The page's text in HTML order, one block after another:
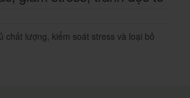
chất lượng, kiểm soát stress và loại bỏ